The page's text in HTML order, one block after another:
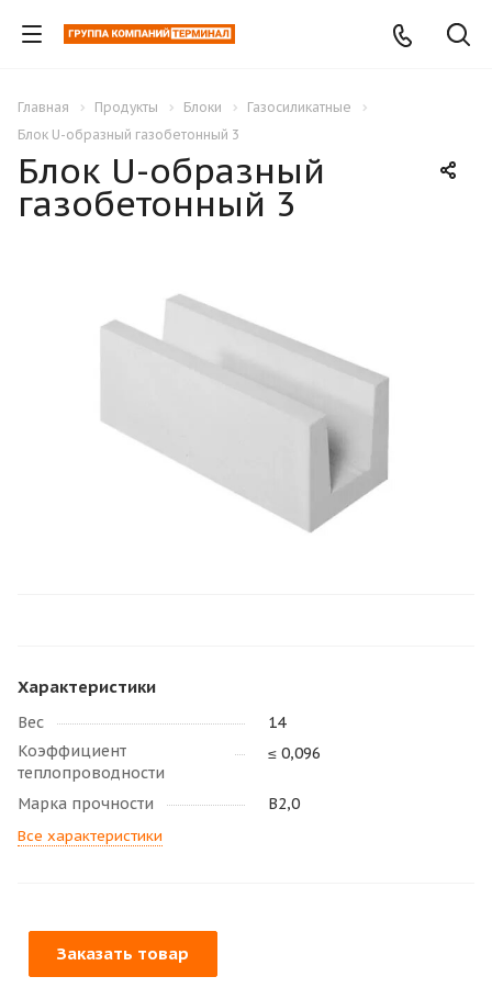
Главная Продукты Блоки
Газосиликатные
Блок U-образный газобетонный 3
Блок U-образный
газобетонный 3
Характеристики
Вес
14
Коэффициент
теплопроводности
≤ 0,096
Марка прочности В2,0
Все характеристики
Заказать товар